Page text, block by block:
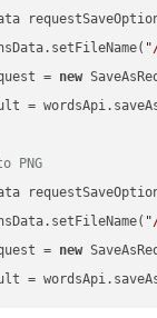
= new
=
PNG
= new